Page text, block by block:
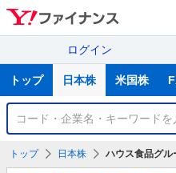
ログイン
サ
トップ 日本株 米国株
銘
検
トップ 日本株 ハウス食品グル